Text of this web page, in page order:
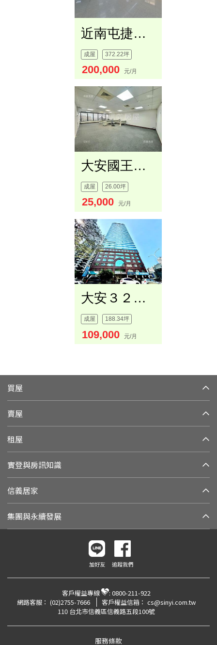
近南屯捷運站⁑大坪數商辦
成屋 372.22坪
200,000 元/月
大安國王大型辦公室
成屋 26.00坪
25,000 元/月
大安３２樓鋼骨大樓辦公室
成屋 188.34坪
109,000 元/月
買屋
賣屋
租屋
實登與房訊知識
信義居家
集團與永續發展
加好友 追蹤我們
客戶權益專線 : 0800-211-922
網路客服： (02)2755-7666 客戶權益信箱： cs@sinyi.com.tw
110 台北市信義區信義路五段100號
服務條款